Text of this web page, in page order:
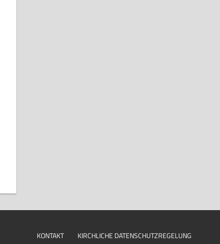
KONTAKT KIRCHLICHE DATENSCHUTZREGELUNG